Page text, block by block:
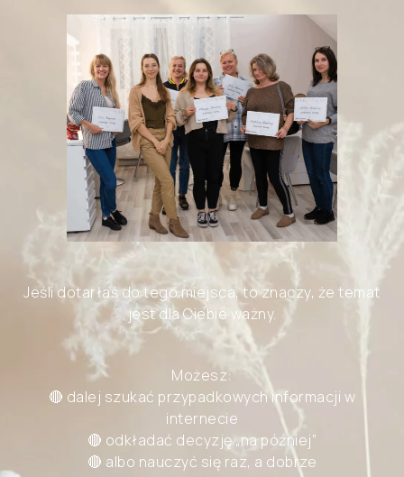
Jeśli dotarłaś do tego miejsca, to znaczy, że temat
jest dla Ciebie ważny.
Możesz:
🔴 dalej szukać przypadkowych informacji w
internecie
🔴 odkładać decyzję „na później”
🔴 albo nauczyć się raz, a dobrze